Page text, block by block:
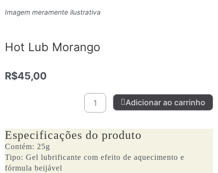
Imagem meramente ilustrativa
Hot Lub Morango
R$45,00
Hot
Lub
quantidade
Adicionar ao carrinho
Especificações do produto
Contém: 25g
Tipo: Gel lubrificante com efeito de aquecimento e
fórmula beijável